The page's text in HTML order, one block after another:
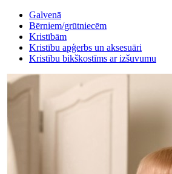
Galvenā
Bērniem/grūtniecēm
Kristībām
Kristību apģerbs un aksesuāri
Kristību bikškostīms ar izšuvumu